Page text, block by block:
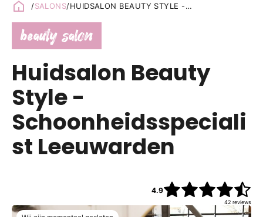
/SALONS/HUIDSALON BEAUTY STYLE -
beauty salon
Huidsalon Beauty
Style -
Schoonheidsspeciali
st Leeuwarden
4.9
42 reviews